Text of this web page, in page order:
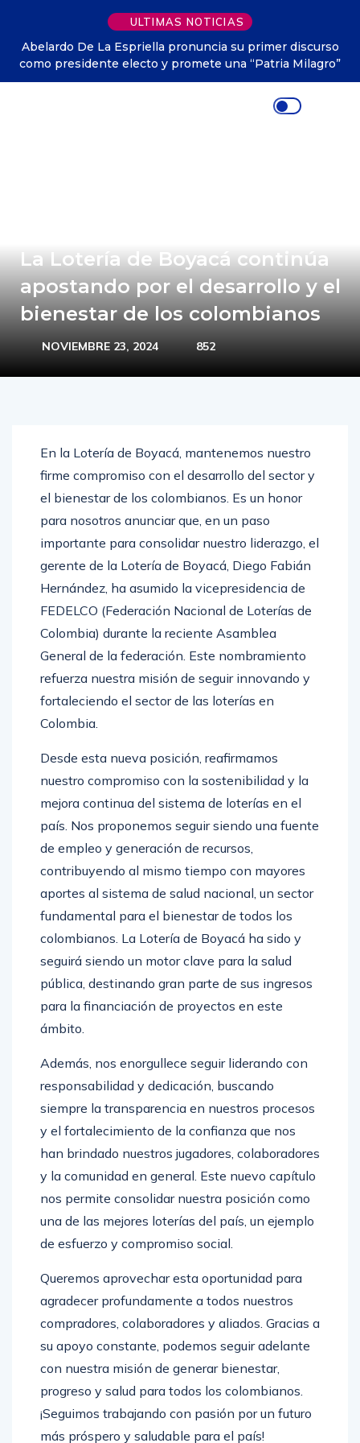
ULTIMAS NOTICIAS
Abelardo De La Espriella pronuncia su primer discurso
como presidente electo y promete una “Patria Milagro”
La Lotería de Boyacá continúa
apostando por el desarrollo y el
bienestar de los colombianos
NOVIEMBRE 23, 2024 852
En la Lotería de Boyacá, mantenemos nuestro
firme compromiso con el desarrollo del sector y
el bienestar de los colombianos. Es un honor
para nosotros anunciar que, en un paso
importante para consolidar nuestro liderazgo, el
gerente de la Lotería de Boyacá, Diego Fabián
Hernández, ha asumido la vicepresidencia de
FEDELCO (Federación Nacional de Loterías de
Colombia) durante la reciente Asamblea
General de la federación. Este nombramiento
refuerza nuestra misión de seguir innovando y
fortaleciendo el sector de las loterías en
Colombia.
Desde esta nueva posición, reafirmamos
nuestro compromiso con la sostenibilidad y la
mejora continua del sistema de loterías en el
país. Nos proponemos seguir siendo una fuente
de empleo y generación de recursos,
contribuyendo al mismo tiempo con mayores
aportes al sistema de salud nacional, un sector
fundamental para el bienestar de todos los
colombianos. La Lotería de Boyacá ha sido y
seguirá siendo un motor clave para la salud
pública, destinando gran parte de sus ingresos
para la financiación de proyectos en este
ámbito.
Además, nos enorgullece seguir liderando con
responsabilidad y dedicación, buscando
siempre la transparencia en nuestros procesos
y el fortalecimiento de la confianza que nos
han brindado nuestros jugadores, colaboradores
y la comunidad en general. Este nuevo capítulo
nos permite consolidar nuestra posición como
una de las mejores loterías del país, un ejemplo
de esfuerzo y compromiso social.
Queremos aprovechar esta oportunidad para
agradecer profundamente a todos nuestros
compradores, colaboradores y aliados. Gracias a
su apoyo constante, podemos seguir adelante
con nuestra misión de generar bienestar,
progreso y salud para todos los colombianos.
¡Seguimos trabajando con pasión por un futuro
más próspero y saludable para el país!